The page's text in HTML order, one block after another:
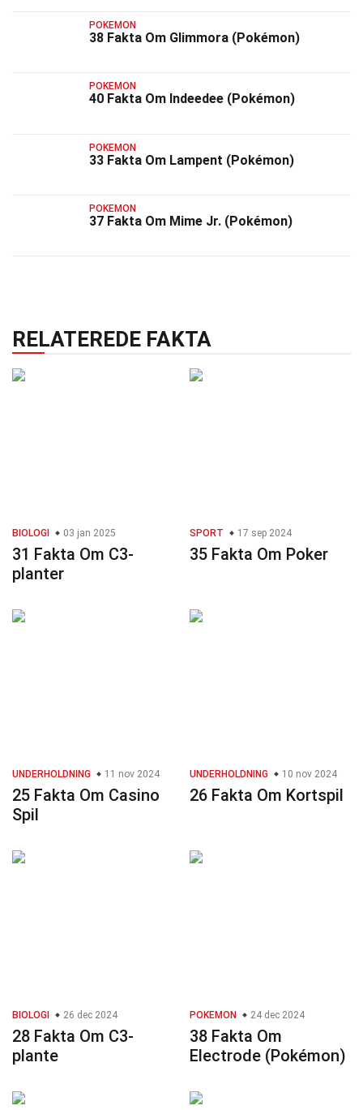
POKEMON
38 Fakta Om Glimmora (Pokémon)
POKEMON
40 Fakta Om Indeedee (Pokémon)
POKEMON
33 Fakta Om Lampent (Pokémon)
POKEMON
37 Fakta Om Mime Jr. (Pokémon)
RELATEREDE FAKTA
BIOLOGI 03 jan 2025
31 Fakta Om C3-
planter
SPORT 17 sep 2024
35 Fakta Om Poker
UNDERHOLDNING 11 nov 2024
25 Fakta Om Casino
Spil
UNDERHOLDNING 10 nov 2024
26 Fakta Om Kortspil
BIOLOGI 26 dec 2024
28 Fakta Om C3-
plante
POKEMON 24 dec 2024
38 Fakta Om
Electrode (Pokémon)